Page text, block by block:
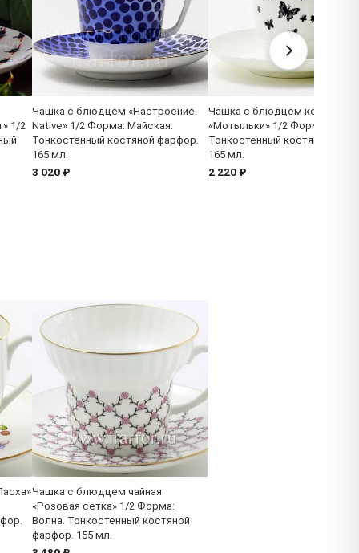
1/2
Чашка с блюдцем «Настроение.
Native» 1/2 Форма: Майская.
Тонкостенный костяной фарфор.
165 мл.
3 020 ₽
Чашка с блюдцем кофейная
«Мотыльки» 1/2 Форма:
Тонкостенный костяной
165 мл.
2 220 ₽
Чашка с блюдцем чайная
«Розовая сетка» 1/2 Форма:
Волна. Тонкостенный костяной
фарфор. 155 мл.